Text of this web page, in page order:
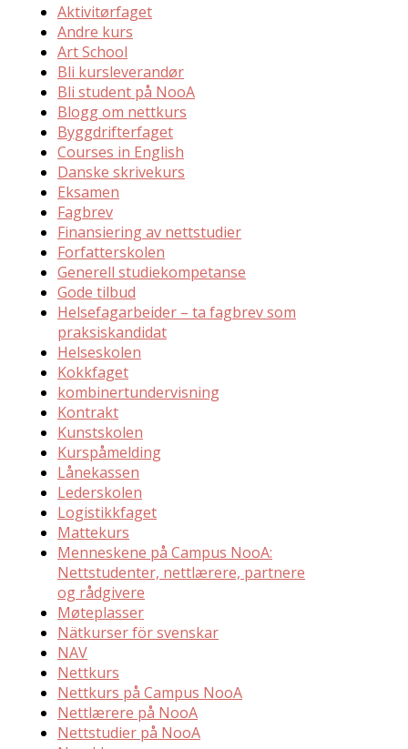
Aktivitørfaget
Andre kurs
Art School
Bli kursleverandør
Bli student på NooA
Blogg om nettkurs
Byggdrifterfaget
Courses in English
Danske skrivekurs
Eksamen
Fagbrev
Finansiering av nettstudier
Forfatterskolen
Generell studiekompetanse
Gode tilbud
Helsefagarbeider – ta fagbrev som
praksiskandidat
Helseskolen
Kokkfaget
kombinertundervisning
Kontrakt
Kunstskolen
Kurspåmelding
Lånekassen
Lederskolen
Logistikkfaget
Mattekurs
Menneskene på Campus NooA:
Nettstudenter, nettlærere, partnere
og rådgivere
Møteplasser
Nätkurser för svenskar
NAV
Nettkurs
Nettkurs på Campus NooA
Nettlærere på NooA
Nettstudier på NooA